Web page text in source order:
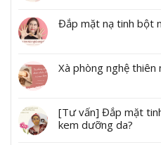
Đắp mặt nạ tinh bột
Xà phòng nghệ
[Tư vấn] Đắp mặt
kem dưỡng da?